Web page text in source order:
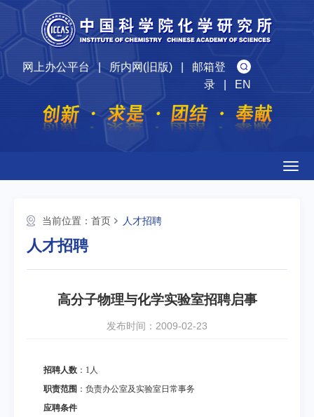
网上办公平台|所内网(旧版)| 邮箱登
录| EN
当前位置： 首页 人才招聘
人才招聘
高分子物理与化学实验室招聘启事
发布时间：2009-02-23
招聘人数 ： 1 人
职责范围 ：负责办公室及实验室日常事务
应聘条件